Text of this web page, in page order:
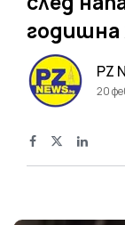
годишна
PZ
20